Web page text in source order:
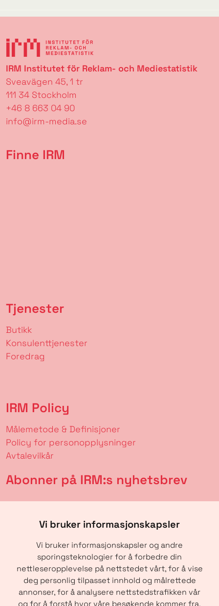
Vi bruker informasjonskapsler
Vi bruker informasjonskapsler og andre
sporingsteknologier for å forbedre din
nettleseropplevelse på nettstedet vårt, for å vise
deg personlig tilpasset innhold og målrettede
annonser, for å analysere nettstedstrafikken vår
og for å forstå hvor våre besøkende kommer fra.
IRM Institutet för Reklam- och Mediestatistik
Sveavägen 45, 1 tr
111 34 Stockholm
+46 8 663 04 90
info@irm-media.se
Finne IRM
Tjenester
Butikk
Konsulenttjenester
Foredrag
IRM Policy
Målemetode & Definisjoner
Policy for personopplysninger
Avtalevilkår
Abonner på IRM:s nyhetsbrev
SENDE